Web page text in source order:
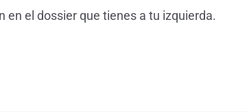
en el dossier que tienes a tu izquierda.